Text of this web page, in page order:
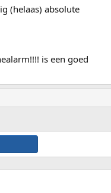
(helaas) absolute
is een goed